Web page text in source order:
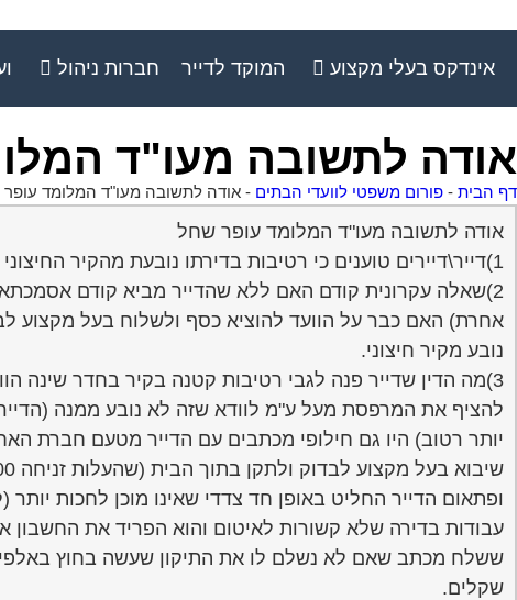
אינדקס בעלי מקצוע המוקד לדייר חברות ניהול
אודה לתשובה מעו"ד
דף הבית - פורום משפטי לוועדי הבתים - אודה לתשובה מעו"ד המלומד עופר
אודה לתשובה מעו"ד המלומד עופר שחל
1)דייר\דיירים טוענים כי רטיבות בדירתו נובעת מהקיר החיצוני ועל כן על הוועד לממן את התיקון
2)שאלה עקרונית קודם האם ללא שהדייר מביא קודם
אחרת) האם כבר על הוועד להוציא כסף ולשלוח בעל מקצוע
נובע מקיר חיצוני.
3)מה הדין שדייר פנה לגבי רטיבות קטנה בקיר בחדר
להציף את המרפסת מעל ע"מ לוודא שזה לא נובע ממנה
יותר רטוב) היו גם חילופי מכתבים עם הדייר מטעם חברת
שיבוא בעל מקצוע לבדוק ולתקן בתוך הבית (שהעלות זניחה 100 שקל ) ובחוץ לתקן מה שנתן לאור הנסיבות
ופתאום הדייר החליט באופן חד צדדי שאינו מוכן לחכות
עבודות בדירה שלא קשורות לאיטום והוא הפריד את
שקלים.